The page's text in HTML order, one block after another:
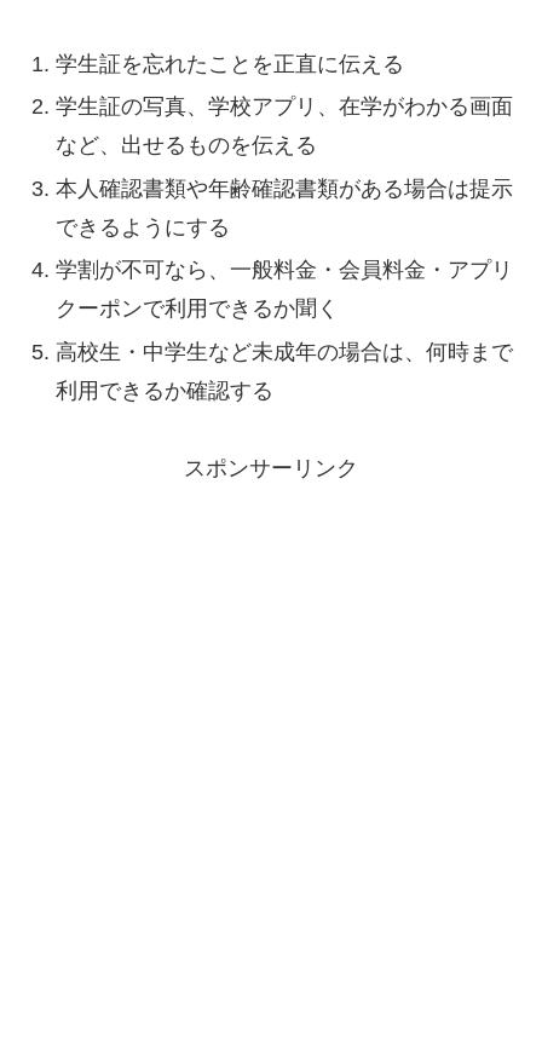
学生証を忘れたことを正直に伝える
学生証の写真、学校アプリ、在学がわかる画面
など、出せるものを伝える
本人確認書類や年齢確認書類がある場合は提示
できるようにする
学割が不可なら、一般料金・会員料金・アプリ
クーポンで利用できるか聞く
高校生・中学生など未成年の場合は、何時まで
利用できるか確認する
スポンサーリンク